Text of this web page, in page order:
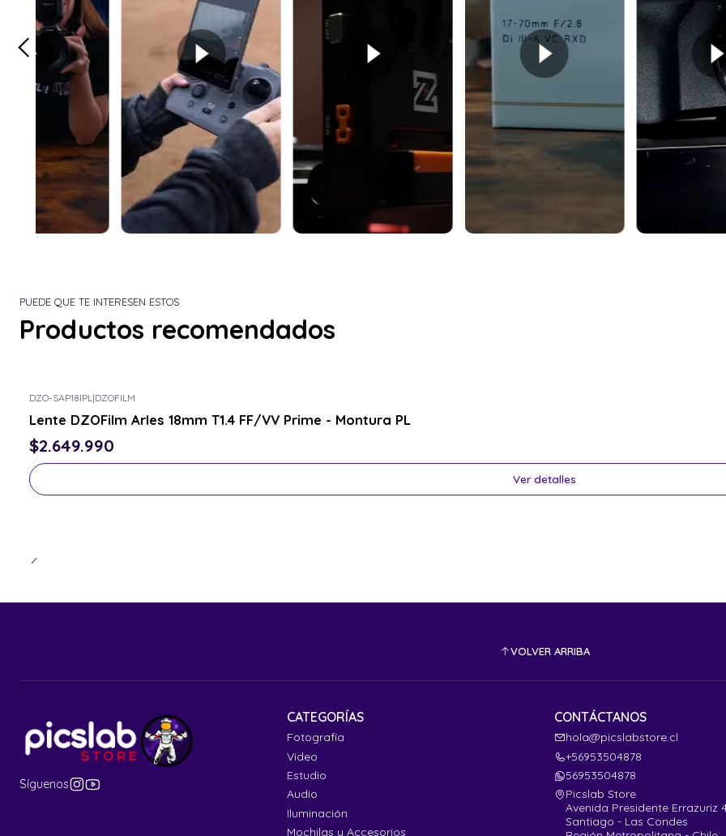
PUEDE QUE TE INTERESEN ESTOS
Productos recomendados
DZO-SAP18IPL |DZOFILM
Lente DZOFilm Arles 18mm T1.4 FF/VV Prime - Montura PL
$2.649.990
Ver detalles
VOLVER ARRIBA
Síguenos
CATEGORÍAS
Fotografía
Video
Estudio
Audio
Iluminación
Mochilas y Accesorios
CONTÁCTANOS
hola@picslabstore.cl
+56953504878
56953504878
Picslab Store
Avenida Presidente Errazuriz
Santiago - Las Condes